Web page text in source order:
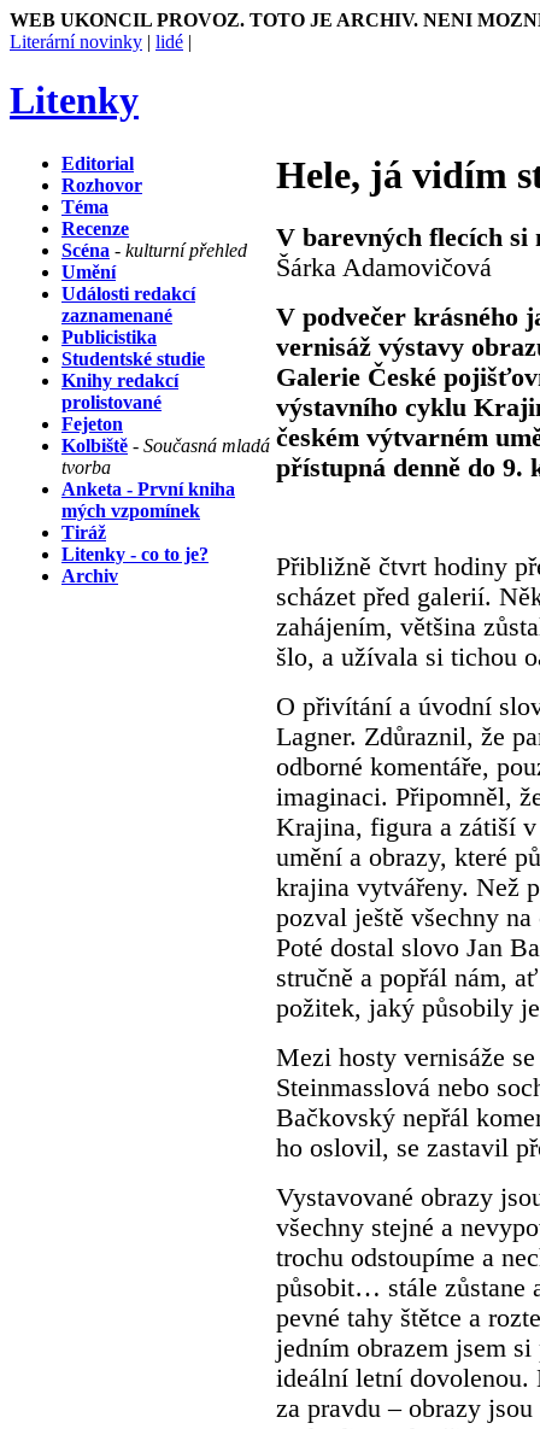
WEB UKONCIL PROVOZ. TOTO JE ARCHIV. NENI
Literární novinky | lidé |
Litenky
Editorial
Rozhovor
Téma
Recenze
Scéna - kulturní přehled
Umění
Události redakcí
zaznamenané
Publicistika
Studentské studie
Knihy redakcí
prolistované
Fejeton
Kolbiště - Současná mladá
tvorba
Anketa - První kniha
mých vzpomínek
Tiráž
Litenky - co to je?
Archiv
Hele, já vidím
V barevných flecích si
Šárka Adamovičová
V podvečer krásného
vernisáž výstavy
Galerie České
výstavního cyklu
českém výtvarném
přístupná denně do 9.
Přibližně čtvrt hodiny
scházet před galerií.
zahájením, většina
šlo, a užívala si tichou
O přivítání a úvodní
Lagner. Zdůraznil, že
odborné komentáře,
imaginaci. Připomněl,
Krajina, figura a zátiší v
umění a obrazy, které
krajina vytvářeny. Než
pozval ještě všechny
Poté dostal slovo Jan
stručně a popřál nám,
požitek, jaký působily
Mezi hosty vernisáže
Steinmasslová nebo
Bačkovský nepřál
ho oslovil, se zastavil
Vystavované obrazy
všechny stejné a
trochu odstoupíme a
působit… stále zůstane
pevné tahy štětce a
jedním obrazem jsem
ideální letní dovolenou.
za pravdu – obrazy